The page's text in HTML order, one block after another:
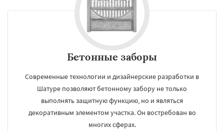
Бетонные заборы
Современные технологии и дизайнерские разработки в
Шатуре позволяют бетонному забору не только
выполнять защитную функцию, но и являться
декоративным элементом участка. Он востребован во
многих сферах.